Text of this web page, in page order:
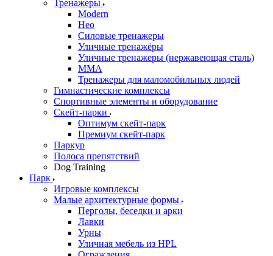
Тренажеры
Modern
Нео
Силовые тренажеры
Уличные тренажёры
Уличные тренажеры (нержавеющая сталь)
ММА
Тренажеры для маломобильных людей
Гимнастические комплексы
Спортивные элементы и оборудование
Скейт-парки
Оптимум скейт-парк
Премиум скейт-парк
Паркур
Полоса препятствий
Dog Training
Парк
Игровые комплексы
Малые архитектурные формы
Перголы, беседки и арки
Лавки
Урны
Уличная мебель из HPL